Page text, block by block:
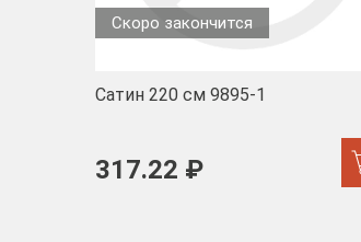
Скоро закончится
Сатин 220 см 9895-1
317.22 ₽